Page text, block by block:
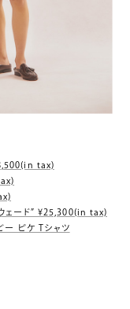
tax)
ェード” ¥25,300(in tax)
ー ピケ Tシャツ